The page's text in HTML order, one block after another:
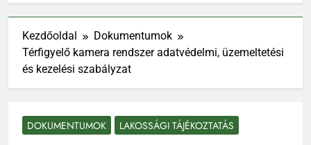
Kezdőoldal
Dokumentumok
Térfigyelő kamera rendszer adatvédelmi, üzemeltetési
és kezelési szabályzat
DOKUMENTUMOK LAKOSSÁGI TÁJÉKOZTATÁS